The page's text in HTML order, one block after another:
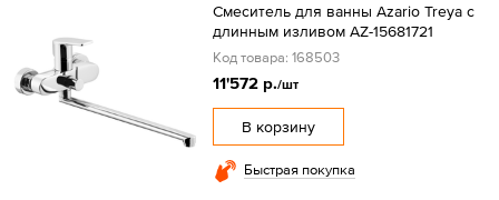
Смеситель для ванны Azario Treya с
длинным изливом AZ-15681721
Код товара: 168503
11'572 р./шт
В корзину
Быстрая покупка